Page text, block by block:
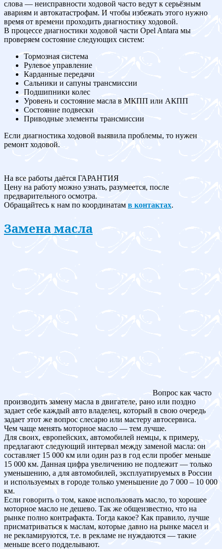
слова — неисправности ходовой часто ведут к серьёзным
авариям и автокатастрофам. И чтобы избежать этого нужно
время от времени проходить диагностику ходовой.
В процессе диагностики ходовой части Opel Antara мы
проверяем состояние следующих систем:
Тормозная система
Рулевое управление
Карданные передачи
Сальники и сапуны трансмиссии
Подшипники колес
Уровень и состояние масла в МКПП или АКПП
Состояние подвески
Приводные элементы трансмиссии
Если диагностика ходовой выявила проблемы, то нужен
ремонт ходовой.
На все работы даётся ГАРАНТИЯ
Цену на работу можно узнать, разумеется, после
предварительного осмотра.
Обращайтесь к нам по координатам в контактах.
Замена масла
Вопрос как часто
производить замену масла в двигателе, рано или поздно
задает себе каждый авто владелец, который в свою очередь
задает этот же вопрос слесарю или мастеру автосервиса.
Чем чаще менять моторное масло — тем лучше.
Для своих, европейских, автомобилей немцы, к примеру,
предлагают следующий интервал между заменой масла: он
составляет 15 000 км или один раз в год если пробег меньше
15 000 км. Данная цифра увеличению не подлежит — только
уменьшению, а для автомобилей, эксплуатируемых в России
и используемых в городе только уменьшение до 7 000 – 10 000
км.
Если говорить о том, какое использовать масло, то хорошее
моторное масло не дешево. Так же общеизвестно, что на
рынке полно контрафакта. Тогда какое? Как правило, лучше
присматриваться к маслам, которые давно на рынке масел и
не рекламируются, т.е. в рекламе не нуждаются — такие
меньше всего подделывают.